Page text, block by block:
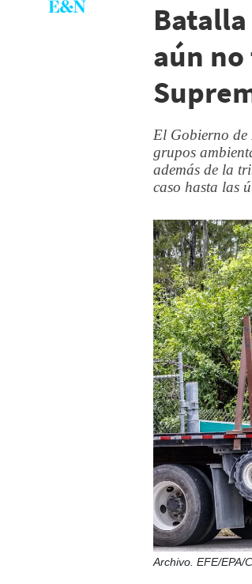
aún
El Gobierno
grupos
además de la
caso hasta las
Archivo. EFE/EPA/